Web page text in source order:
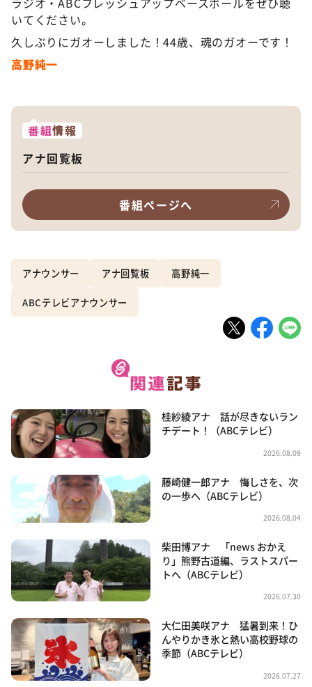
いてください。
久しぶりにガオーしました！44歳、魂のガオーです！
高野純一
番組情報
アナ回覧板
番組ページへ
アナウンサー アナ回覧板 高野純一
ABCテレビアナウンサー
桂紗綾アナ 話が尽きないラン
チデート！（ABCテレビ）
2026.08.09
藤崎健一郎アナ 悔しさを、次
の一歩へ（ABCテレビ）
2026.08.04
柴田博アナ 「news おかえ
り」熊野古道編、ラストスパー
トへ（ABCテレビ）
2026.07.30
大仁田美咲アナ 猛暑到来！ひ
んやりかき氷と熱い高校野球の
季節（ABCテレビ）
2026.07.27